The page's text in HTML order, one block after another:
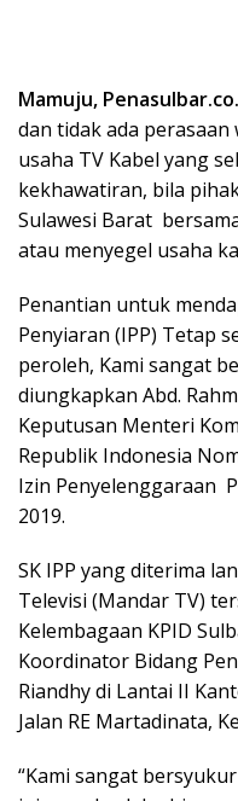
Mamuju,
dan tidak ada
usaha TV Kabel yang
kekhawatiran, bila
Sulawesi Barat
atau menyegel usaha
Penantian untuk
Penyiaran (IPP) Tetap
peroleh, Kami sangat
diungkapkan Abd.
Keputusan Menteri
Republik Indonesia
Izin Penyelenggaraan
2019.
SK IPP yang diterima
Televisi (Mandar TV)
Kelembagaan KPID
Koordinator Bidang
Riandhy di Lantai II
Jalan RE Martadinata,
“Kami sangat